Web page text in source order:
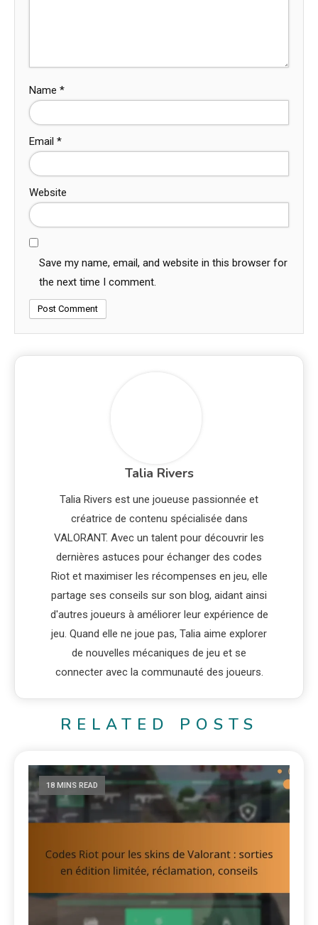
Name *
Email *
Website
Save my name, email, and website in this browser for
the next time I comment.
Talia Rivers
Talia Rivers est une joueuse passionnée et
créatrice de contenu spécialisée dans
VALORANT. Avec un talent pour découvrir les
dernières astuces pour échanger des codes
Riot et maximiser les récompenses en jeu, elle
partage ses conseils sur son blog, aidant ainsi
d'autres joueurs à améliorer leur expérience de
jeu. Quand elle ne joue pas, Talia aime explorer
de nouvelles mécaniques de jeu et se
connecter avec la communauté des joueurs.
RELATED POSTS
18 MINS READ